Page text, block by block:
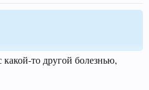
то другой болезнью,